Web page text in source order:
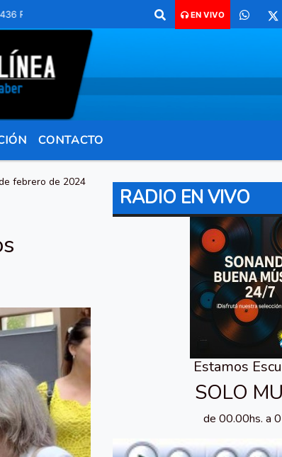
Chaco para comunicarte 362 4879579 Radio
EN VIVO
CONTACTO
febrero de 2024
RADIO EN VIVO
Estamos
SOLO
de 00.00hs. a